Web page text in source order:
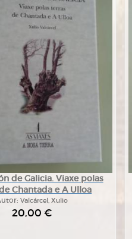
de Galicia. Viaxe polas
Chantada e A Ulloa
Valcárcel, Xulio
20,00 €